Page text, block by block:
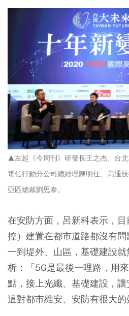
▲左起《今周刊》研發長王之杰、台
電信行動分公司總經理陳明仕、高通
亞區總裁劉思泰。
在安防方面，呂新科表示，目
控）建置在都市道路都沒有
一到堤外、山區，基礎建設
析：「5G是最後一哩路，用
點，接上光纖、基礎建設，讓
這對都市維安、安防有很大的